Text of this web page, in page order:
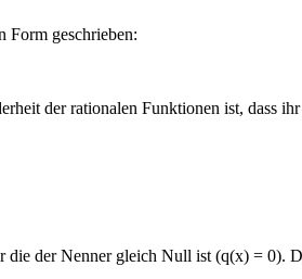
Form geschrieben:
der rationalen Funktionen ist, dass
der Nenner gleich Null ist (q(x) = 0).